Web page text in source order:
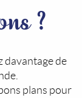
?
davantage de
plans pour